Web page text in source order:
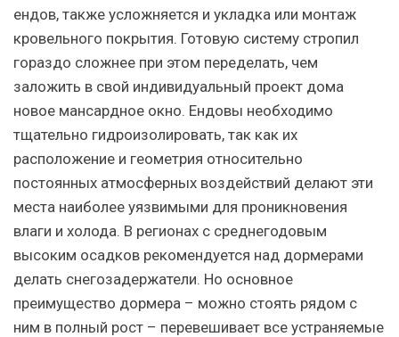
ендов, также усложняется и укладка или монтаж
кровельного покрытия. Готовую систему стропил
гораздо сложнее при этом переделать, чем
заложить в свой индивидуальный проект дома
новое мансардное окно. Ендовы необходимо
тщательно гидроизолировать, так как их
расположение и геометрия относительно
постоянных атмосферных воздействий делают эти
места наиболее уязвимыми для проникновения
влаги и холода. В регионах с среднегодовым
высоким осадков рекомендуется над дормерами
делать снегозадержатели. Но основное
преимущество дормера – можно стоять рядом с
ним в полный рост – перевешивает все устраняемые